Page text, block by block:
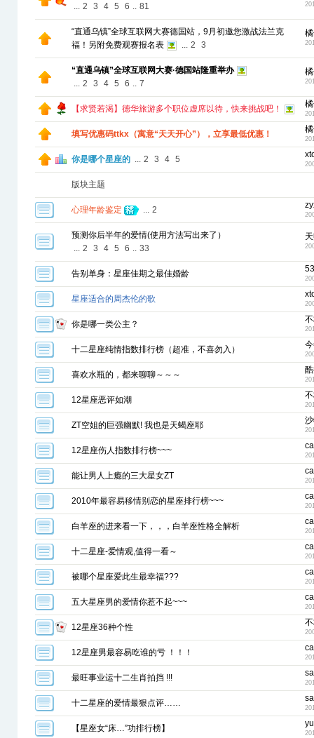
... 2 3 4 5 6 .. 81
“直通乌镇”全球互联网大赛德国站，9月初邀您激战法兰克
福！另附免费观赛报名表
... 2 3
“直通乌镇”全球互联网大赛·德国站隆重举办
... 2 3 4 5 6 .. 7
【求贤若渴】德华旅游多个职位虚席以待，快来挑战吧！
填写优惠码ttkx（寓意“天天开心”），立享最低优惠！
你是哪个星座的 ... 2 3 4 5
版块主题
心理年龄鉴定 ... 2
预测你后半年的爱情(使用方法写出来了）
... 2 3 4 5 6 .. 33
告别单身：星座佳期之最佳婚龄
星座适合的周杰伦的歌
你是哪一类公主？
十二星座纯情指数排行榜（超准，不喜勿入）
喜欢水瓶的，都来聊聊～～～
12星座恶评如潮
ZT空姐的巨强幽默! 我也是天蝎座耶
12星座伤人指数排行榜~~~
能让男人上瘾的三大星女ZT
2010年最容易移情别恋的星座排行榜~~~
白羊座的进来看一下，，，白羊座性格全解析
十二星座-爱情观,值得一看～
被哪个星座爱此生最幸福???
五大星座男的爱情你惹不起~~~
12星座36种个性
12星座男最容易吃谁的亏 ！！！
最旺事业运十二生肖拍挡 !!!
十二星座的爱情最狠点评……
【星座女“床…”功排行榜】